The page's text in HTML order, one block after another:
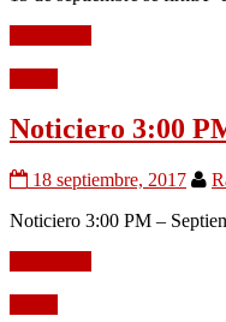
Noticiero 3:00
18 septiembre, 2017
Noticiero 3:00 PM –